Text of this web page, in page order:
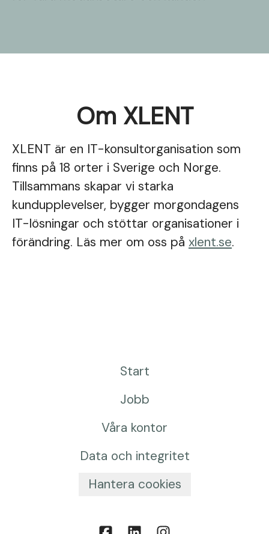
Om XLENT
XLENT är en IT-konsultorganisation som
finns på 18 orter i Sverige och Norge.
Tillsammans skapar vi starka
kundupplevelser, bygger morgondagens
IT-lösningar och stöttar organisationer i
förändring. Läs mer om oss på xlent.se.
Start
Jobb
Våra kontor
Data och integritet
Hantera cookies